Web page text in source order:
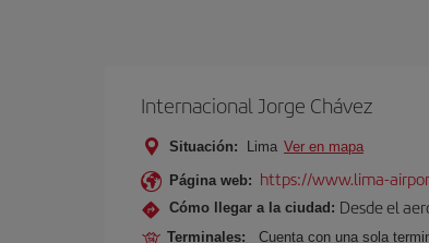
Internacional Jorge Chávez
Situación: Lima Ver en mapa
Página web: https://www.lima-
Cómo llegar a la ciudad: Desde el
Terminales: Cuenta con una sola